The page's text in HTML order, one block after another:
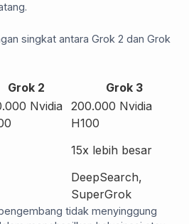
singkat antara Grok 2 dan Grok
Grok 2
Grok 3
Nvidia
200.000 Nvidia
H100
15x lebih besar
DeepSearch,
SuperGrok
tidak menyinggung